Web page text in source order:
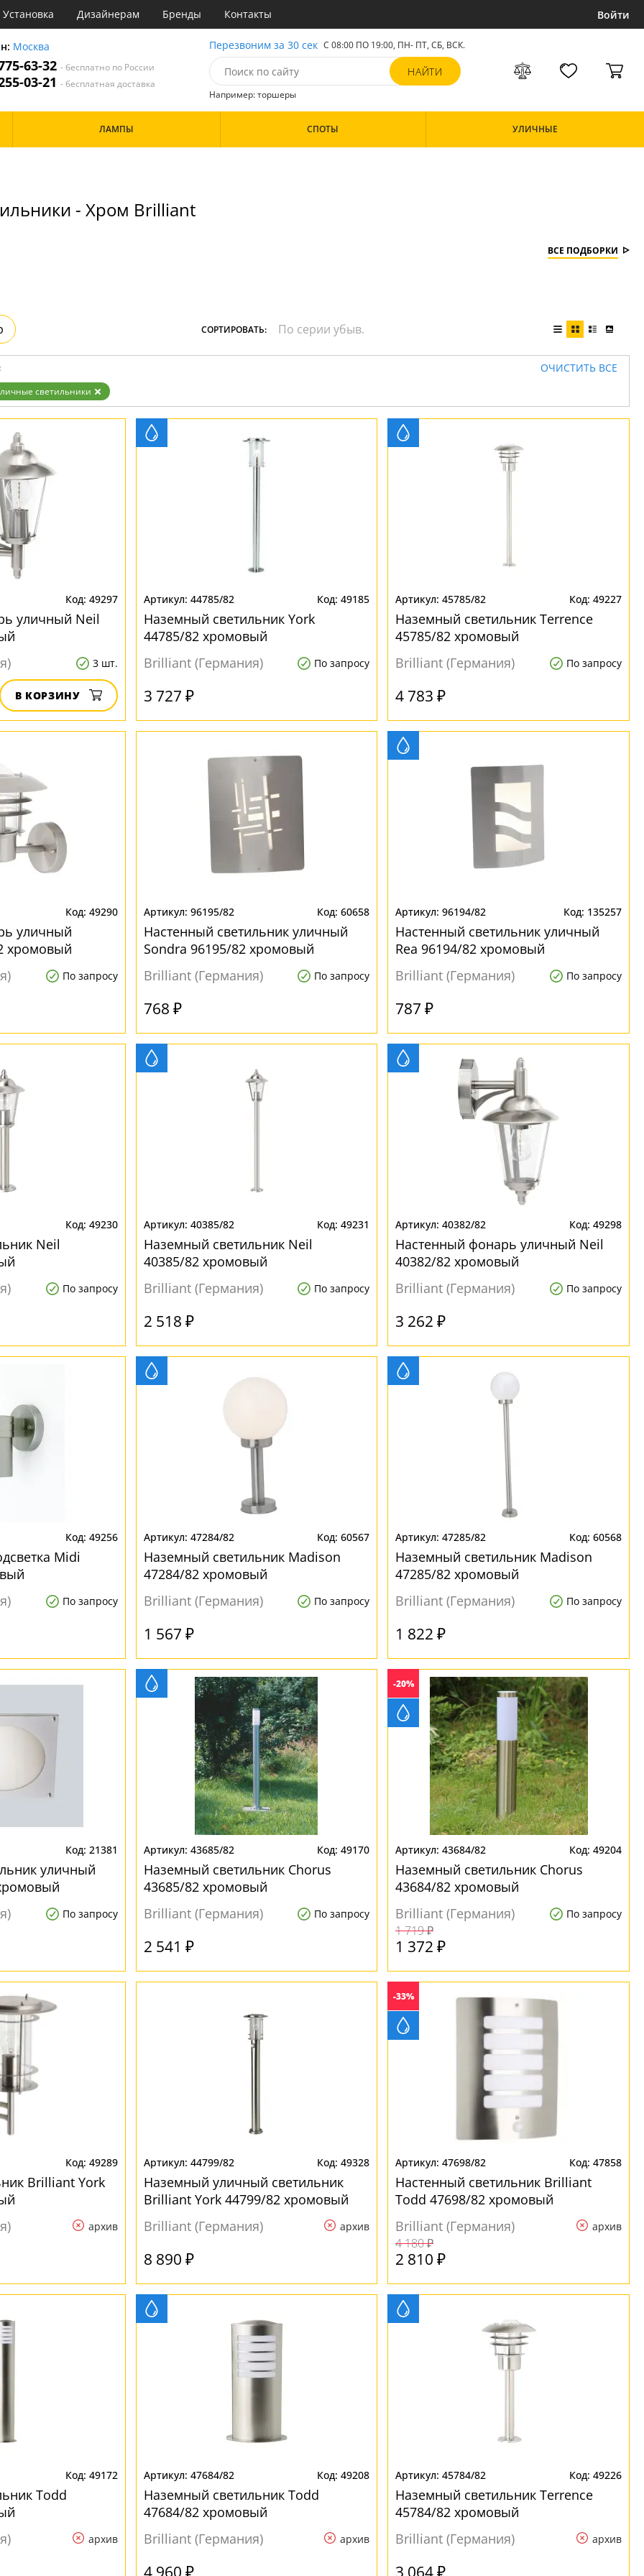
Установка Дизайнерам Бренды Контакты Войти
Москва
63-32- бесплатно по России
03-21- бесплатная доставка
Перезвоним за 30 сек С 08:00 ПО 19:00, ПН- ПТ, СБ, ВСК.
Например: торшеры
Материал
ЛАМПЫ СПОТЫ УЛИЧНЫЕ
- Хром Brilliant
ВСЕ ПОДБОРКИ
СОРТИРОВАТЬ:
ОЧИСТИТЬ ВСЕ
светильники
49297
уличный Neil
3 шт.
В КОРЗИНУ
44785/82 49185
Наземный светильник York
44785/82 хромовый
Brilliant (Германия)
По запросу
3 727 ₽
45785/82 49227
Наземный светильник Terrence
45785/82 хромовый
Brilliant (Германия)
По запросу
4 783 ₽
49290
уличный
хромовый
По запросу
96195/82 60658
Настенный светильник уличный
Sondra 96195/82 хромовый
Brilliant (Германия)
По запросу
768 ₽
96194/82 135257
Настенный светильник уличный
Rea 96194/82 хромовый
Brilliant (Германия)
По запросу
787 ₽
49230
Neil
По запросу
40385/82 49231
Наземный светильник Neil
40385/82 хромовый
Brilliant (Германия)
По запросу
2 518 ₽
40382/82 49298
Настенный фонарь уличный Neil
40382/82 хромовый
Brilliant (Германия)
По запросу
3 262 ₽
49256
Midi
По запросу
47284/82 60567
Наземный светильник Madison
47284/82 хромовый
Brilliant (Германия)
По запросу
1 567 ₽
47285/82 60568
Наземный светильник Madison
47285/82 хромовый
Brilliant (Германия)
По запросу
1 822 ₽
21381
уличный
По запросу
43685/82 49170
Наземный светильник Chorus
43685/82 хромовый
Brilliant (Германия)
По запросу
2 541 ₽
-20%
43684/82 49204
Наземный светильник Chorus
43684/82 хромовый
Brilliant (Германия)
По запросу
1 719 ₽
1 372 ₽
49289
Brilliant York
архив
44799/82 49328
Наземный уличный светильник
Brilliant York 44799/82 хромовый
Brilliant (Германия)
архив
8 890 ₽
-33%
47698/82 47858
Настенный светильник Brilliant
Todd 47698/82 хромовый
Brilliant (Германия)
архив
4 180 ₽
2 810 ₽
49172
Todd
архив
47684/82 49208
Наземный светильник Todd
47684/82 хромовый
Brilliant (Германия)
архив
4 960 ₽
45784/82 49226
Наземный светильник Terrence
45784/82 хромовый
Brilliant (Германия)
архив
3 064 ₽